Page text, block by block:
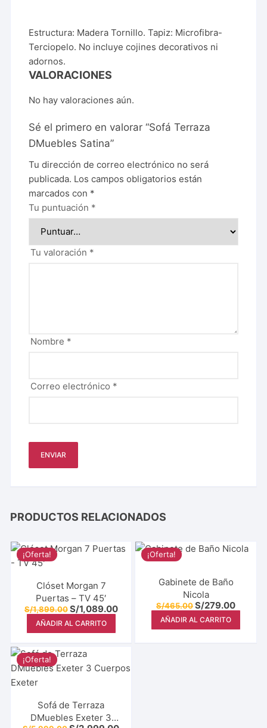
Estructura: Madera Tornillo. Tapiz: Microfibra-
Terciopelo. No incluye cojines decorativos ni
adornos.
VALORACIONES
No hay valoraciones aún.
Sé el primero en valorar “Sofá Terraza
DMuebles Satina”
Tu dirección de correo electrónico no será
publicada. Los campos obligatorios están
marcados con *
Tu puntuación *
Tu valoración *
Nombre *
Correo electrónico *
PRODUCTOS RELACIONADOS
¡Oferta!
Clóset Morgan 7
Puertas – TV 45′
S/1,899.00S/1,089.00
AÑADIR AL CARRITO
¡Oferta!
Gabinete de Baño
Nicola
S/465.00S/279.00
AÑADIR AL CARRITO
¡Oferta!
Sofá de Terraza
DMuebles Exeter 3